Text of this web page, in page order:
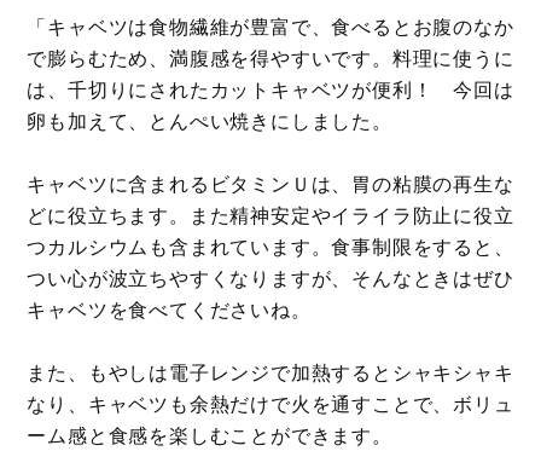
「キャベツは食物繊維が豊富で、食べるとお腹のなか
で膨らむため、満腹感を得やすいです。料理に使うに
は、千切りにされたカットキャベツが便利！ 今回は
卵も加えて、とんぺい焼きにしました。
キャベツに含まれるビタミンＵは、胃の粘膜の再生な
どに役立ちます。また精神安定やイライラ防止に役立
つカルシウムも含まれています。食事制限をすると、
つい心が波立ちやすくなりますが、そんなときはぜひ
キャベツを食べてくださいね。
また、もやしは電子レンジで加熱するとシャキシャキ
なり、キャベツも余熱だけで火を通すことで、ボリュ
ーム感と食感を楽しむことができます。